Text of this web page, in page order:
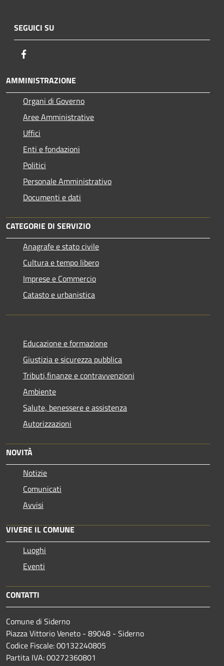
SEGUICI SU
AMMINISTRAZIONE
Organi di Governo
Aree Amministrative
Uffici
Enti e fondazioni
Politici
Personale Amministrativo
Documenti e dati
CATEGORIE DI SERVIZIO
Anagrafe e stato civile
Cultura e tempo libero
Imprese e Commercio
Catasto e urbanistica
Educazione e formazione
Giustizia e sicurezza pubblica
Tributi,finanze e contravvenzioni
Ambiente
Salute, benessere e assistenza
Autorizzazioni
NOVITÀ
Notizie
Comunicati
Avvisi
VIVERE IL COMUNE
Luoghi
Eventi
CONTATTI
Comune di Siderno
Piazza Vittorio Veneto - 89048 - Siderno
Codice Fiscale: 00132240805
Partita IVA: 00272360801